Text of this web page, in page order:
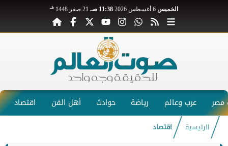
الخميس 11:38 صـ 21 صفر 1448 هـ
عرب وعالم رياضة حوادث أهل الفن اقتصاد
الرئيسية اقتصاد